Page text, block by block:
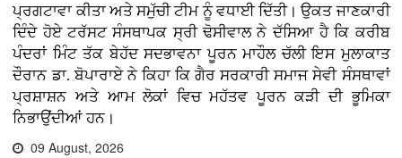
ਪ੍ਰਗਟਾਵਾ ਕੀਤਾ ਅਤੇ ਸਮੁੱਚੀ ਟੀਮ ਨੂੰ ਵਧਾਈ ਦਿੱਤੀ। ਉਕਤ ਜਾਣਕਾਰੀ
ਦਿੰਦੇ ਹੋਏ ਟਰੱਸਟ ਸੰਸਥਾਪਕ ਸ੍ਰੀ ਢੋਸੀਵਾਲ ਨੇ ਦੱਸਿਆ ਹੈ ਕਿ ਕਰੀਬ
ਪੰਦਰਾਂ ਮਿੰਟ ਤੱਕ ਬੇਹੱਦ ਸਦਭਾਵਨਾ ਪੂਰਨ ਮਾਹੌਲ ਚੱਲੀ ਇਸ ਮੁਲਾਕਾਤ
ਦੌਰਾਨ ਡਾ. ਬੋਪਾਰਾਏ ਨੇ ਕਿਹਾ ਕਿ ਗੈਰ ਸਰਕਾਰੀ ਸਮਾਜ ਸੇਵੀ ਸੰਸਥਾਵਾਂ
ਪ੍ਰਸ਼ਾਸ਼ਨ ਅਤੇ ਆਮ ਲੋਕਾਂ ਵਿਚ ਮਹੱਤਵ ਪੂਰਨ ਕੜੀ ਦੀ ਭੂਮਿਕਾ
ਨਿਭਾਉਂਦੀਆਂ ਹਨ।
09 August, 2026